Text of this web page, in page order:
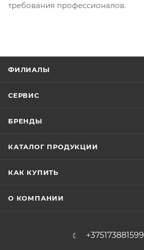
требования профессионалов.
ФИЛИАЛЫ
СЕРВИС
БРЕНДЫ
КАТАЛОГ ПРОДУКЦИИ
КАК КУПИТЬ
О КОМПАНИИ
+375173881599